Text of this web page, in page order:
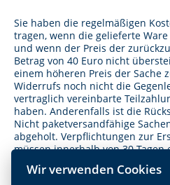
Sie haben die regelmäßigen
tragen, wenn die gelieferte
und wenn der Preis der
Betrag von 40 Euro nicht
einem höheren Preis der Sache
Widerrufs noch nicht die
vertraglich vereinbarte
haben. Anderenfalls ist die
Nicht paketversandfähige
abgeholt. Verpflichtungen zur
müssen innerhalb von 30
beginnt für Sie mit der
oder der Sache, für uns mit
Wir verwenden Cookies